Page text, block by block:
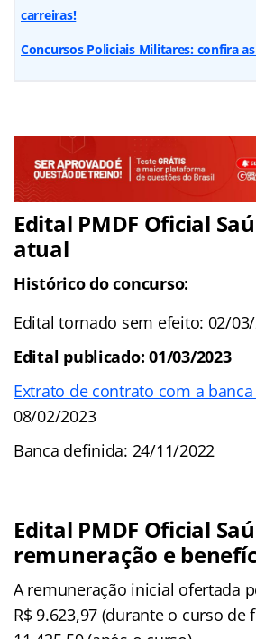
carreiras!
Concursos Policiais Militares: confira
Edital PMDF Oficial
atual
Histórico do concurso:
Edital tornado sem efeito: 02/
Edital publicado: 01/03/2023
Extrato de contrato com a
08/02/2023
Banca definida: 24/11/2022
Edital PMDF Oficial
remuneração e
A remuneração inicial ofertada
R$ 9.623,97 (durante o curso de